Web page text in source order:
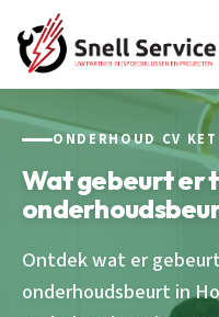
ONDERHOUD CV
Wat gebeurt er
Ontdek wat er
onderhoudsbeurt in